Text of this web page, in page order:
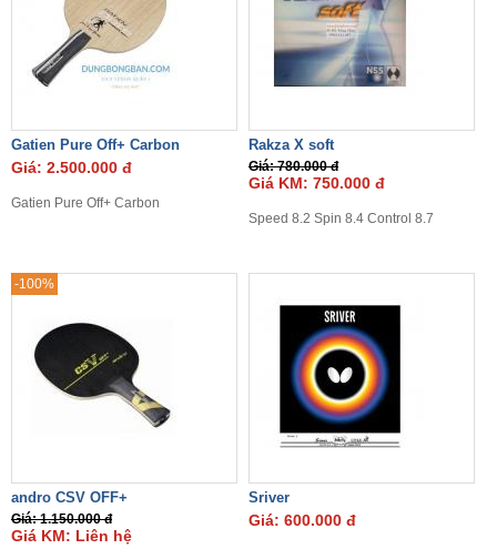
Gatien Pure Off+ Carbon
Giá: 2.500.000 đ
Gatien Pure Off+ Carbon
Rakza X soft
Giá: 780.000 đ
Giá KM: 750.000 đ
Speed 8.2 Spin 8.4 Control 8.7
-100%
andro CSV OFF+
Giá: 1.150.000 đ
Giá KM: Liên hệ
Sriver
Giá: 600.000 đ